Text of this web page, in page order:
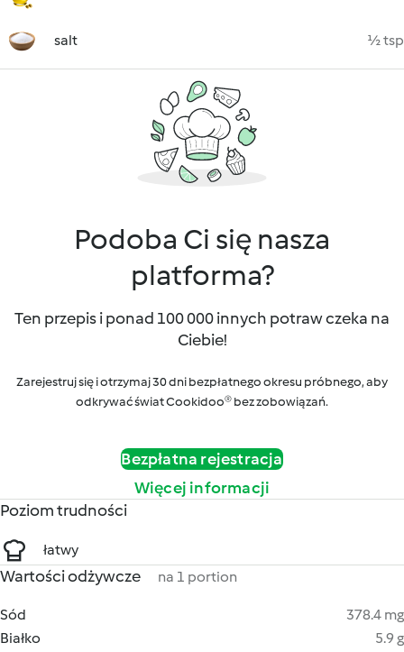
salt ½ tsp
Podoba Ci się nasza
platforma?
Ten przepis i ponad 100 000 innych potraw czeka na
Ciebie!
Zarejestruj się i otrzymaj 30 dni bezpłatnego okresu próbnego, aby
odkrywać świat Cookidoo® bez zobowiązań.
Bezpłatna rejestracja
Więcej informacji
Poziom trudności
łatwy
Wartości odżywcze na 1 portion
Sód
378.4 mg
Białko
5.9 g